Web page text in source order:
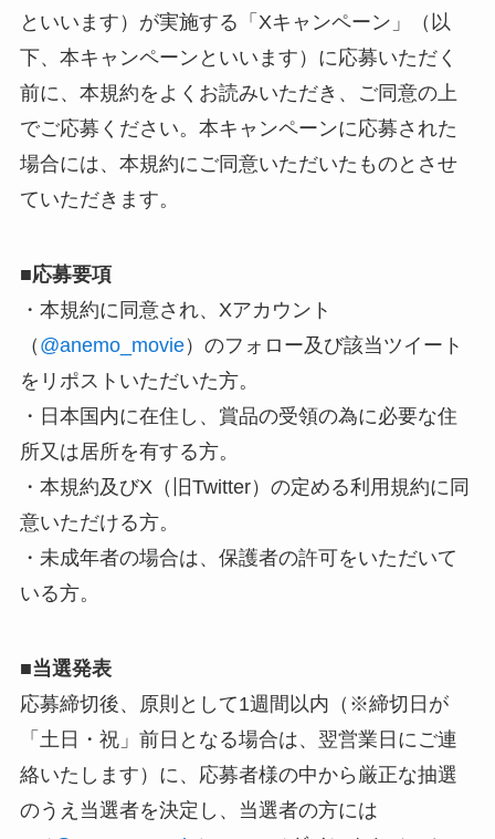
といいます）が実施する「Xキャンペーン」（以
下、本キャンペーンといいます）に応募いただく
前に、本規約をよくお読みいただき、ご同意の上
でご応募ください。本キャンペーンに応募された
場合には、本規約にご同意いただいたものとさせ
ていただきます。
■応募要項
・本規約に同意され、Xアカウント
（ @anemo_movie）のフォロー及び該当ツイート
をリポストいただいた方。
・日本国内に在住し、賞品の受領の為に必要な住
所又は居所を有する方。
・本規約及びX（旧Twitter）の定める利用規約に同
意いただける方。
・未成年者の場合は、保護者の許可をいただいて
いる方。
■当選発表
応募締切後、原則として1週間以内（※締切日が
「土日・祝」前日となる場合は、翌営業日にご連
絡いたします）に、応募者様の中から厳正な抽選
のうえ当選者を決定し、当選者の方には